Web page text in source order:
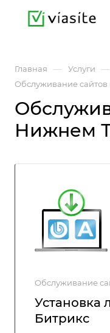
Главная — Услуги —
Обслуживание
Нижнем
Обслуживание
Установка
Битрикс